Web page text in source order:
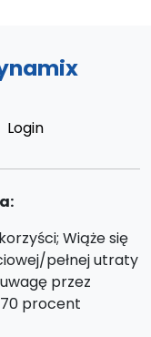
Login
Wiąże się
pełnej utraty
przez
procent